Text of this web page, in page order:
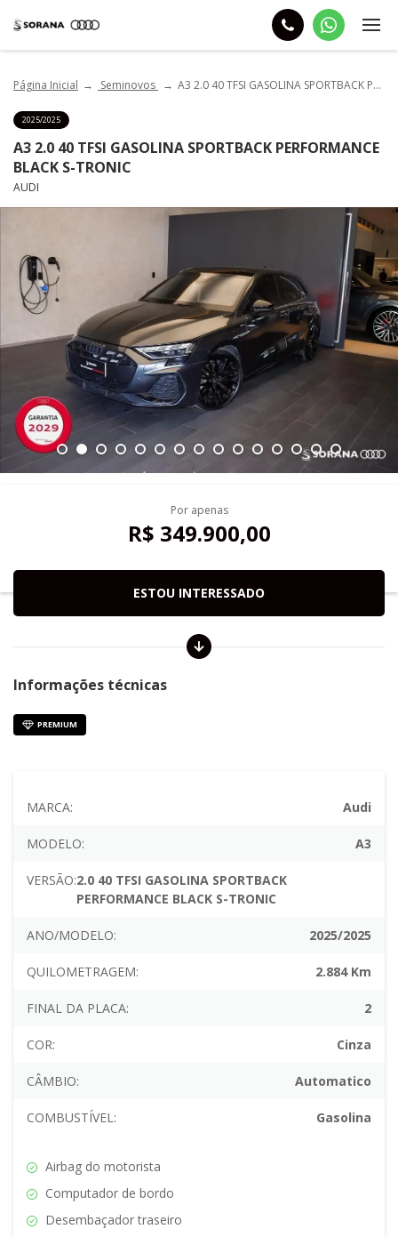
Página Inicial Seminovos A3 2.0 40 TFSI GASOLINA SPORTBACK PERFORMANCE BLACK S-TRONIC
2025/2025
A3 2.0 40 TFSI GASOLINA SPORTBACK PERFORMANCE
BLACK S-TRONIC
AUDI
Por apenas
R$ 349.900,00
ESTOU INTERESSADO
Informações técnicas
PREMIUM
MARCA: Audi
MODELO: A3
VERSÃO:2.0 40 TFSI GASOLINA SPORTBACK
PERFORMANCE BLACK S-TRONIC
ANO/MODELO: 2025/2025
QUILOMETRAGEM: 2.884 Km
FINAL DA PLACA: 2
COR: Cinza
CÂMBIO: Automatico
COMBUSTÍVEL: Gasolina
Airbag do motorista
Computador de bordo
Desembaçador traseiro